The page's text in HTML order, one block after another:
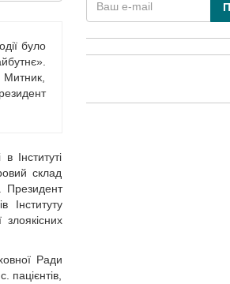
було
Митник,
Інституті
склад
Президент
Інституту
Ради
пацієнтів,